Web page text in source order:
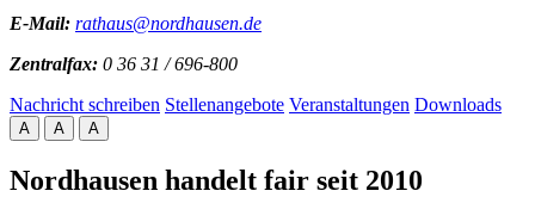
E-Mail: rathaus@nordhausen.de
Zentralfax: 0 36 31 / 696-800
Nachricht schreiben Stellenangebote Veranstaltungen Downloads
A A A
Nordhausen handelt fair seit 2010